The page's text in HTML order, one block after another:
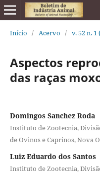
Início / Acervo / v. 52 n. 1
Aspectos
das raças
Domingos Sanchez Roda
Instituto de Zootecnia,
de Ovinos e Caprinos, Nova
Luiz Eduardo dos Santos
Instituto de Zootecnia,